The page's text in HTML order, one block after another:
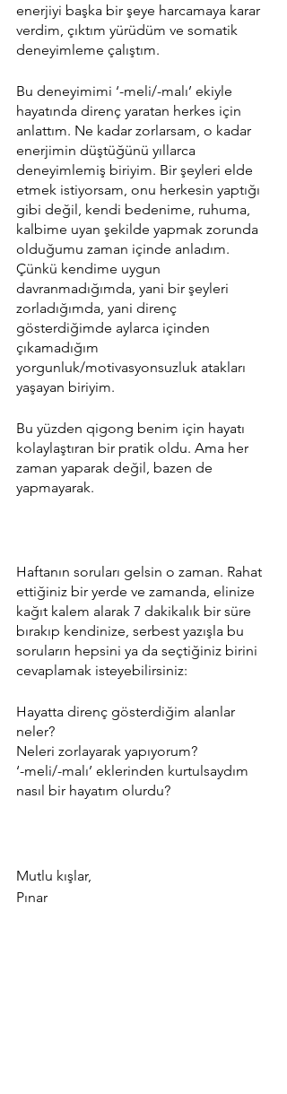
enerjiyi başka bir şeye harcamaya karar
verdim, çıktım yürüdüm ve somatik
deneyimleme çalıştım.
Bu deneyimimi ‘-meli/-malı’ ekiyle
hayatında direnç yaratan herkes için
anlattım. Ne kadar zorlarsam, o kadar
enerjimin düştüğünü yıllarca
deneyimlemiş biriyim. Bir şeyleri elde
etmek istiyorsam, onu herkesin yaptığı
gibi değil, kendi bedenime, ruhuma,
kalbime uyan şekilde yapmak zorunda
olduğumu zaman içinde anladım.
Çünkü kendime uygun
davranmadığımda, yani bir şeyleri
zorladığımda, yani direnç
gösterdiğimde aylarca içinden
çıkamadığım
yorgunluk/motivasyonsuzluk atakları
yaşayan biriyim.
Bu yüzden qigong benim için hayatı
kolaylaştıran bir pratik oldu. Ama her
zaman yaparak değil, bazen de
yapmayarak.
Haftanın soruları gelsin o zaman. Rahat
ettiğiniz bir yerde ve zamanda, elinize
kağıt kalem alarak 7 dakikalık bir süre
bırakıp kendinize, serbest yazışla bu
soruların hepsini ya da seçtiğiniz birini
cevaplamak isteyebilirsiniz:
Hayatta direnç gösterdiğim alanlar
neler?
Neleri zorlayarak yapıyorum?
‘-meli/-malı’ eklerinden kurtulsaydım
nasıl bir hayatım olurdu?
Mutlu kışlar,
Pınar